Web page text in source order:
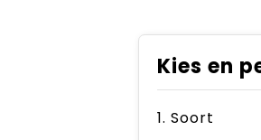
Kies en
1. Soort